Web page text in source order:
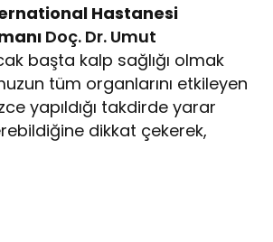
Hastanesi
Doç. Dr. Umut
başta kalp sağlığı olmak
tüm organlarını etkileyen
yapıldığı takdirde yarar
dikkat çekerek,